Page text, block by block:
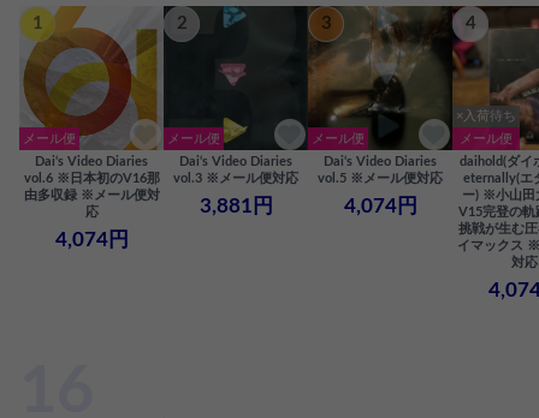
1
メール便
Dai‘s Video Diaries
vol.6 ※日本初のV16那
由多収録 ※メール便対
応
4,074円
2
メール便
Dai‘s Video Diaries
vol.3 ※メール便対応
3,881円
3
メール便
Dai‘s Video Diaries
vol.5 ※メール便対応
4,074円
4
×入荷待ち
メール便
daihold(ダイ
eternally(エ
ー) ※小山田
V15完登の
挑戦が生む
イマックス
対応